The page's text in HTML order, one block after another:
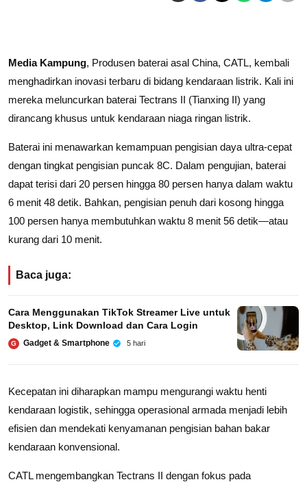
Media Kampung, Produsen baterai asal China, CATL, kembali
menghadirkan inovasi terbaru di bidang kendaraan listrik. Kali ini
mereka meluncurkan baterai Tectrans II (Tianxing II) yang
dirancang khusus untuk kendaraan niaga ringan listrik.
Baterai ini menawarkan kemampuan pengisian daya ultra-cepat
dengan tingkat pengisian puncak 8C. Dalam pengujian, baterai
dapat terisi dari 20 persen hingga 80 persen hanya dalam waktu
6 menit 48 detik. Bahkan, pengisian penuh dari kosong hingga
100 persen hanya membutuhkan waktu 8 menit 56 detik—atau
kurang dari 10 menit.
Baca juga:
Cara Menggunakan TikTok Streamer Live untuk
Desktop, Link Download dan Cara Login
G Gadget & Smartphone 5 hari
Kecepatan ini diharapkan mampu mengurangi waktu henti
kendaraan logistik, sehingga operasional armada menjadi lebih
efisien dan mendekati kenyamanan pengisian bahan bakar
kendaraan konvensional.
CATL mengembangkan Tectrans II dengan fokus pada